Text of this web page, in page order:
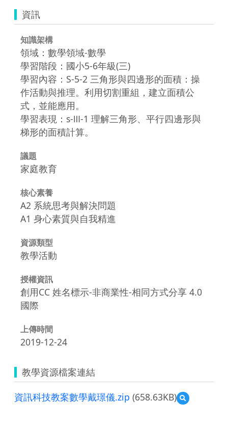
資訊
知識架構
領域：數學領域-數學
學習階段：國小5-6年級(三)
學習內容：S-5-2 三角形與四邊形的面積：操
作活動與推理。利用切割重組，建立面積公
式，並能應用。
學習表現：s-Ⅲ-1 理解三角形、平行四邊形與
梯形的面積計算。
議題
家庭教育
核心素養
A2 系統思考與解決問題
A1 身心素質與自我精進
資源類型
教學活動
授權資訊
創用CC 姓名標示-非商業性-相同方式分享 4.0
國際
上傳時間
2019-12-24
教學資源檔案連結
資訊科技教案數學戴璟儀.zip (658.63KB)
預
覽